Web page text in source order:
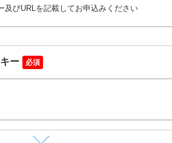
及びURLを記載してお申込みください
ー 必須